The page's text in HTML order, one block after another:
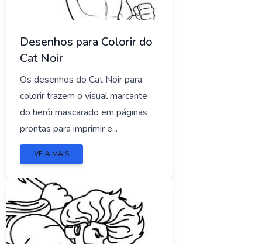
Desenhos para Colorir do
Cat Noir
Os desenhos do Cat Noir para
colorir trazem o visual marcante
do herói mascarado em páginas
prontas para imprimir e...
VEJA MAIS